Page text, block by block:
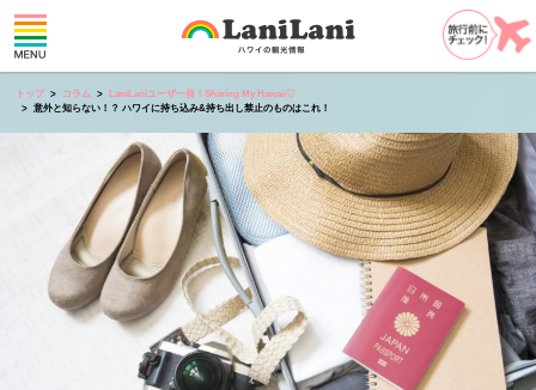
トップ コラム
LaniLaniユーザー発！Sharing My Hawaii♡
意外と知らない！？ ハワイに持ち込み&持ち出し禁止のものはこれ！